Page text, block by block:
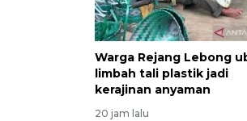
Warga Rejang Lebong
limbah tali plastik jadi
kerajinan anyaman
20 jam lalu